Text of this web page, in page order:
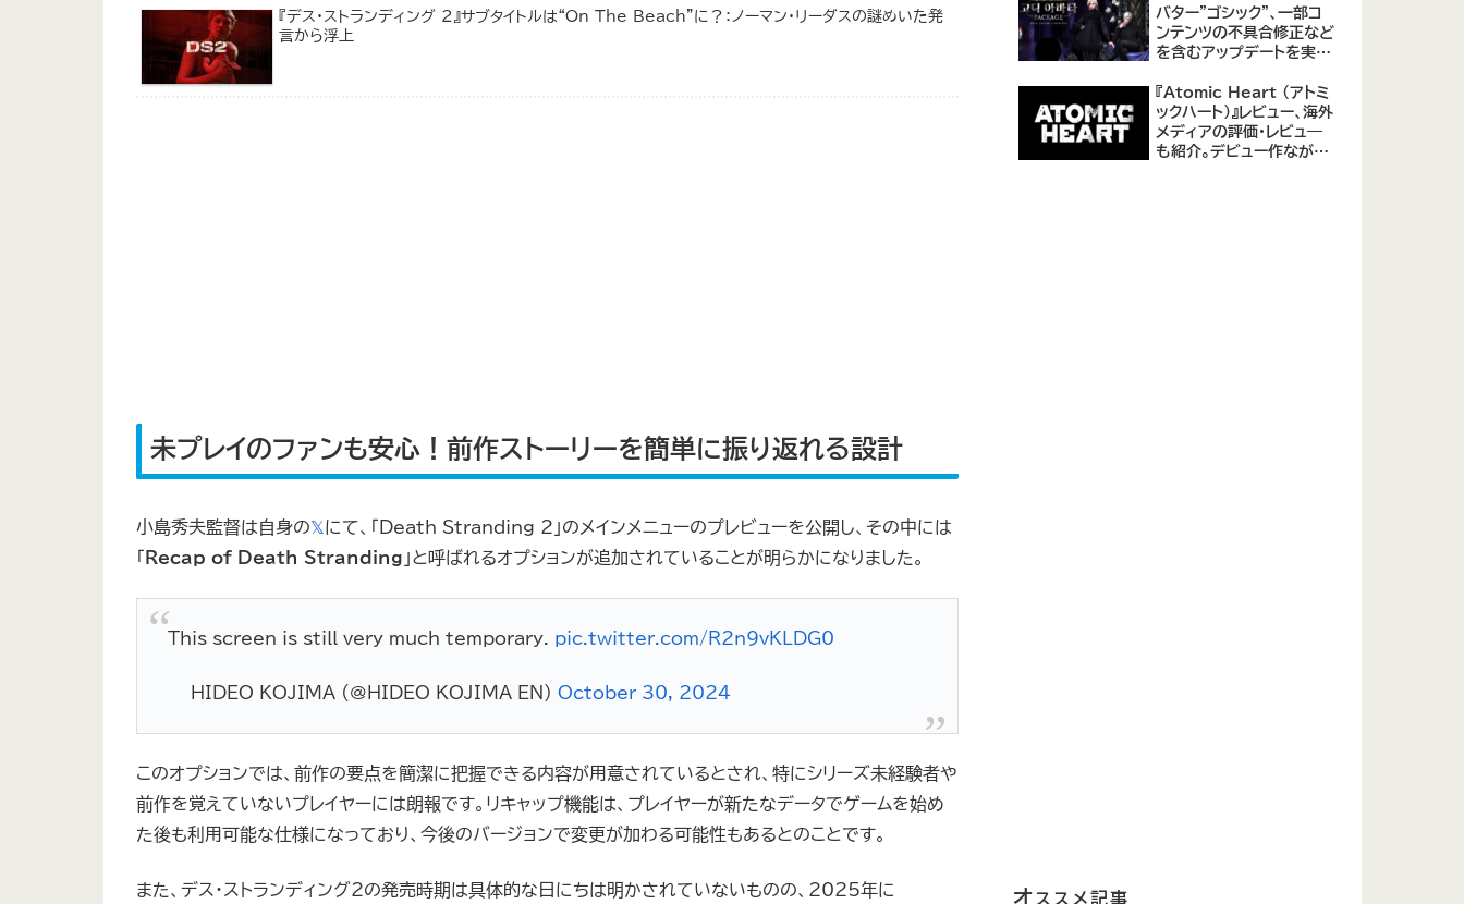
『デス・ストランディング 2』サブタイトルは“On The Beach”に？：ノーマン・リーダスの謎めいた発
言から浮上
未プレイのファンも安心！前作ストーリーを簡単に振り返れる設計
小島秀夫監督は自身の𝕏にて、「Death Stranding 2」のメインメニューのプレビューを公開し、その中には
「 Recap of Death Stranding 」と呼ばれるオプションが追加されていることが明らかになりました。
This screen is still very much temporary. pic.twitter.com/R2n9vKLDG0
— HIDEO_KOJIMA (@HIDEO_KOJIMA_EN)October 30, 2024
このオプションでは、前作の要点を簡潔に把握できる内容が用意されているとされ、特にシリーズ未経験者や
前作を覚えていないプレイヤーには朗報です。リキャップ機能は、プレイヤーが新たなデータでゲームを始め
た後も利用可能な仕様になっており、今後のバージョンで変更が加わる可能性もあるとのことです。
また、デス・ストランディング2の発売時期は具体的な日にちは明かされていないものの、2025年に
バター"ゴシック"、一部コ
ンテンツの不具合修正など
を含むアップデートを実
『Atomic Heart (アトミ
ックハート)』レビュー、海外
メディアの評価・レビュ―
も紹介。デビュー作ながら
オ ススメ記事